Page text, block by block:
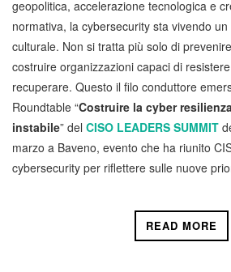
geopolitica, accelerazione tecnologica e
normativa, la cybersecurity sta vivendo
culturale. Non si tratta più solo di
costruire organizzazioni capaci di
recuperare. Questo il filo conduttore
Roundtable “Costruire la cyber
instabile” del CISO LEADERS SUMMIT
marzo a Baveno, evento che ha riunito
cybersecurity per riflettere sulle nuove
READ MORE